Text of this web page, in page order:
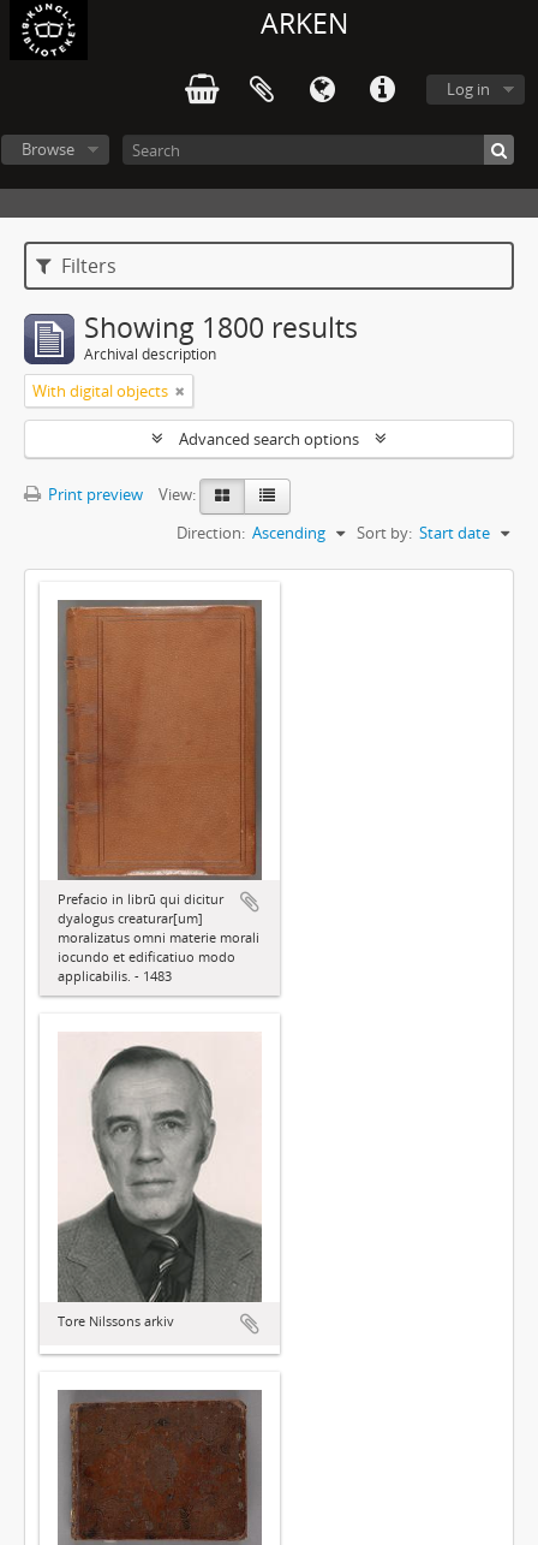
ARKEN
Log in
Browse
Filters
Showing 1800 results
Archival description
With digital objects
Advanced search options
Print preview
View:
Sort by: Start date
Direction: Ascending
Prefacio in librū qui dicitur
dyalogus creaturar[um]
moralizatus omni materie morali
iocundo et edificatiuo modo
applicabilis. - 1483
Tore Nilssons arkiv